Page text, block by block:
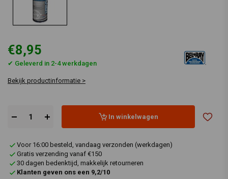
€8,95
✔ Geleverd in 2-4 werkdagen
Bekijk productinformatie >
In winkelwagen
Voor 16:00 besteld, vandaag verzonden (werkdagen)
Gratis verzending vanaf €150
30 dagen bedenktijd, makkelijk retourneren
Klanten geven ons een 9,2/10